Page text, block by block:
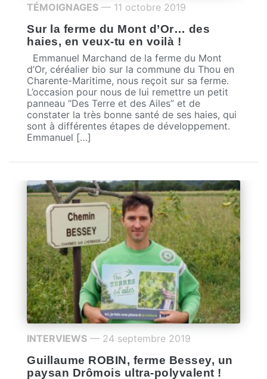
TÉMOIGNAGES — 11 octobre 2019
Sur la ferme du Mont d’Or… des
haies, en veux-tu en voilà !
Emmanuel Marchand de la ferme du Mont
d’Or, céréalier bio sur la commune du Thou en
Charente-Maritime, nous reçoit sur sa ferme.
L’occasion pour nous de lui remettre un petit
panneau “Des Terre et des Ailes” et de
constater la très bonne santé de ses haies, qui
sont à différentes étapes de développement.
Emmanuel […]
INTERVIEWS — 24 septembre 2019
Guillaume ROBIN, ferme Bessey, un
paysan Drômois ultra-polyvalent !